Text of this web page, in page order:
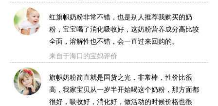
红旗帜奶粉非常不错，也是别人推荐我购买的奶
粉，宝宝喝了消化吸收好，这奶粉营养成分高比较
全面，溶解性也不错，会一直过来回购的。
来自于海口的宝妈评价
旗帜奶粉简直就是国货之光，非常棒，性价比很
高，我家宝贝从一岁半开始喝这个奶粉，那方面都
很好，吸收好，消化好，做活动的时候价格也很